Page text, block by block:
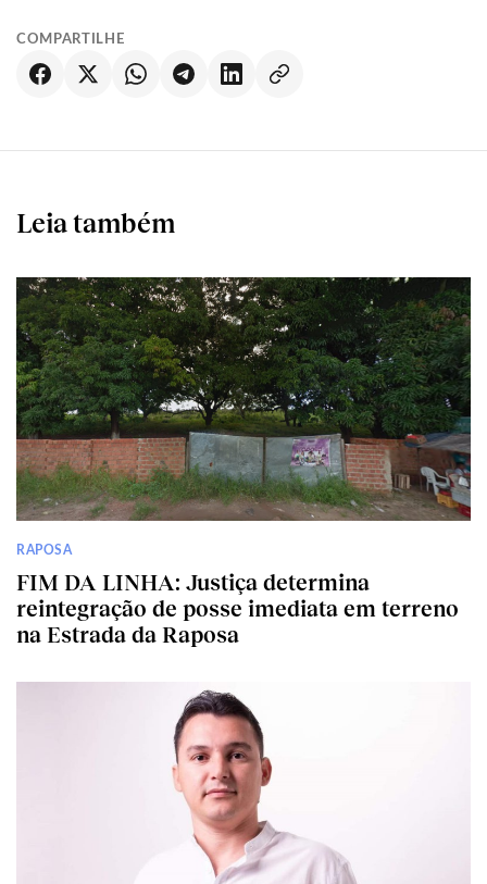
COMPARTILHE
Leia também
RAPOSA
FIM DA LINHA: Justiça determina
reintegração de posse imediata em terreno
na Estrada da Raposa